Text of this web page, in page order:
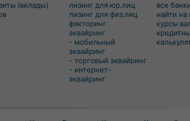
(вклады)
лизинг для юр.лиц
лизинг для физ.лиц
факторинг
эквайринг
- мобильный
эквайринг
- торговый эквайринг
- интернет-
эквайринг
все
найти на
курсы